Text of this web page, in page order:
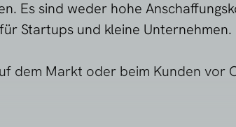
Es sind weder hohe
Startups und kleine Unternehmen.
dem Markt oder beim Kunden vor